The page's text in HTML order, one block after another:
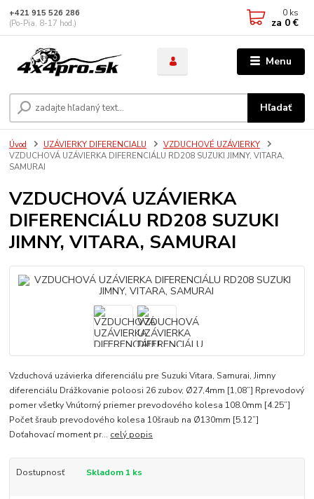
Menu
Hľadať
+421 915 526 286
(Po-Pia, 8-17 hod.)
0 ks
za 0 €
Úvod UZÁVIERKY DIFERENCIALU
VZDUCHOVÉ UZÁVIERKY
VZDUCHOVÁ UZÁVIERKA DIFERENCIÁLU RD208 SUZUKI JIMNY, VITARA,
SAMURAI
VZDUCHOVÁ UZÁVIERKA
DIFERENCIÁLU RD208 SUZUKI
JIMNY, VITARA, SAMURAI
Vzduchová uzávierka diferenciálu pre Suzuki Vitara, Samurai, Jimny
diferenciálu Drážkovanie poloosi 26 zubov, Ø27,4mm [1,08”] Rprevodový
pomer všetky Vnútorný priemer prevodového kolesa 108.0mm [4.25”]
Počet šraub prevodového kolesa 10šraub na Ø130mm [5.12”]
Doťahovací moment pr... celý popis
Dostupnosť Skladom 1 ks